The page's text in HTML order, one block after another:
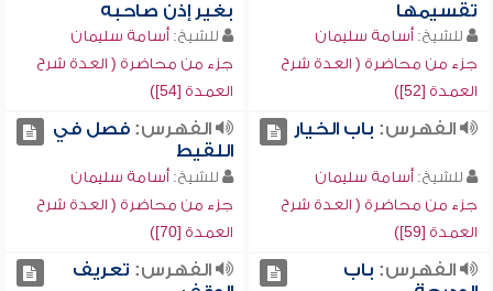
تقسيمها
للشيخ: أسامة سليمان
جزء من محاضرة ( العدة شرح
العمدة [52])
بغير إذن صاحبه
للشيخ: أسامة سليمان
جزء من محاضرة ( العدة شرح
العمدة [54])
الفهرس: باب الخيار
للشيخ: أسامة سليمان
جزء من محاضرة ( العدة شرح
العمدة [59])
الفهرس:فصل في
اللقيط
للشيخ: أسامة سليمان
جزء من محاضرة ( العدة شرح
العمدة [70])
الفهرس: باب
الفهرس: تعريف